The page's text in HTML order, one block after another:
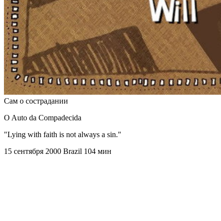
Сам о сострадании
O Auto da Compadecida
"Lying with faith is not always a sin."
15 сентября 2000 Brazil 104 мин